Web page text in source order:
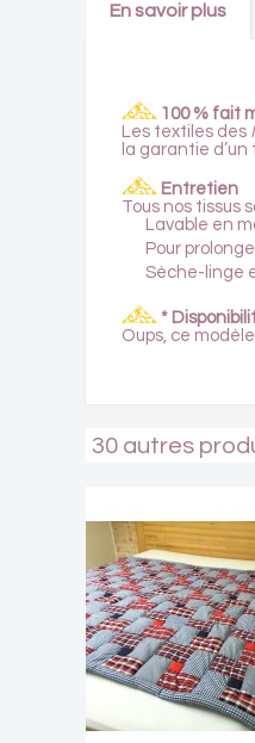
En savoir plus
100 % fait
Les textiles des
la garantie
Entretien
Tous nos tissus
Lavable en
Pour
Sèche-linge
*
Oups, ce
30 autres